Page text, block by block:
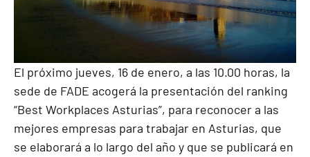
El próximo jueves, 16 de enero, a las 10.00 horas, la
sede de FADE acogerá la presentación del ranking
“Best Workplaces Asturias”, para reconocer a las
mejores empresas para trabajar en Asturias, que
se elaborará a lo largo del año y que se publicará en